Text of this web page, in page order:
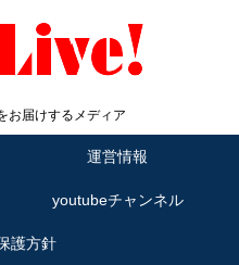
お届けするメディア
運営情報
youtubeチャンネル
護方針